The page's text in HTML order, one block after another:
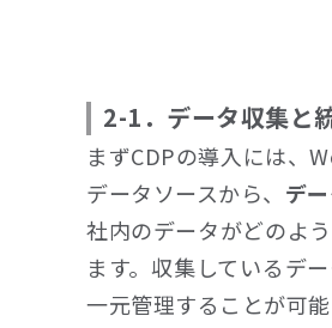
2-1．データ収集と
まずCDPの導入には、
データソースから、 デ
社内のデータがどのよ
ます。収集しているデ
一元管理することが可能